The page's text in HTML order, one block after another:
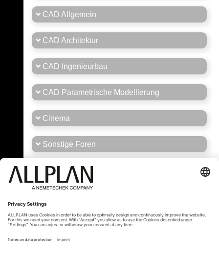
CAD Allgemein
CAD Architektur
CAD Ingenieurbau
CAD Parametrische Modellierung
Cinema
Sonstige Foren
Stellenmarkt